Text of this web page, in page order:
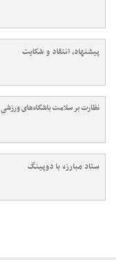
پیشنهاد، انتقاد و شکایت
نظارت بر سلامت باشگاه‌های ورزشی
ستاد مبارزه با دوپینگ